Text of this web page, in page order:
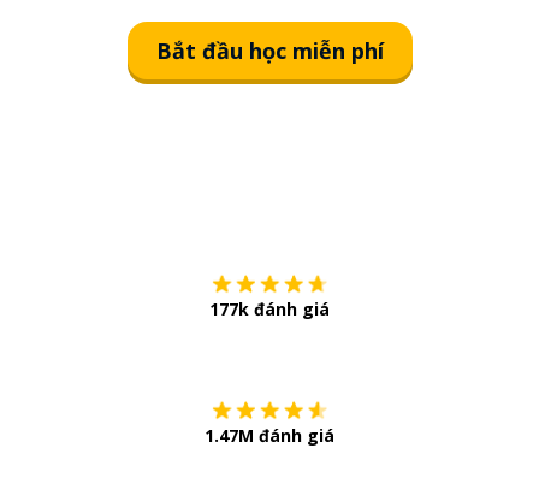
Bắt đầu học miễn phí
177k đánh giá
1.47M đánh giá